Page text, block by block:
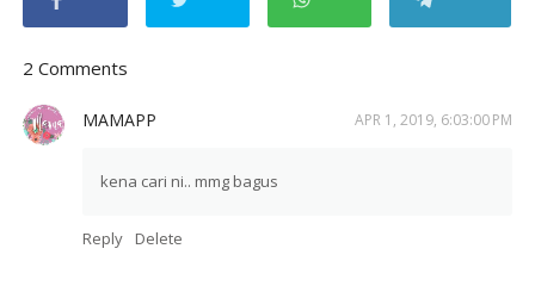
2 Comments
MAMAPP APR 1, 2019, 6:03:00 PM
kena cari ni.. mmg bagus
Reply Delete